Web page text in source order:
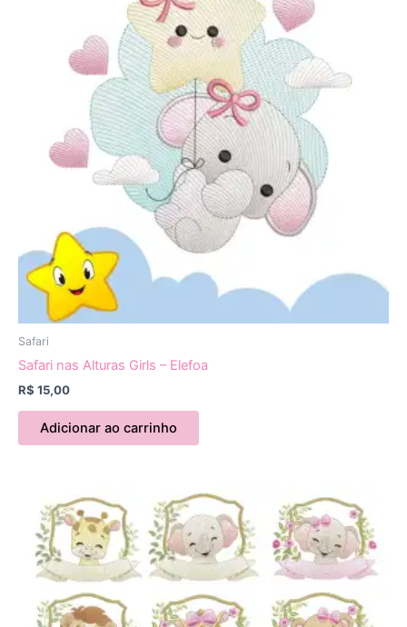
Safari
Safari nas Alturas Girls – Elefoa
R$ 15,00
Adicionar ao carrinho